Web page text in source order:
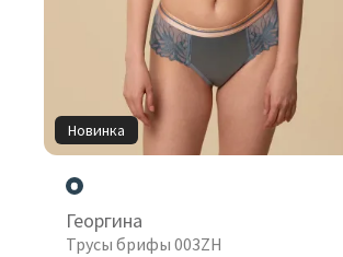
Новинка
Георгина
Трусы брифы 003ZH